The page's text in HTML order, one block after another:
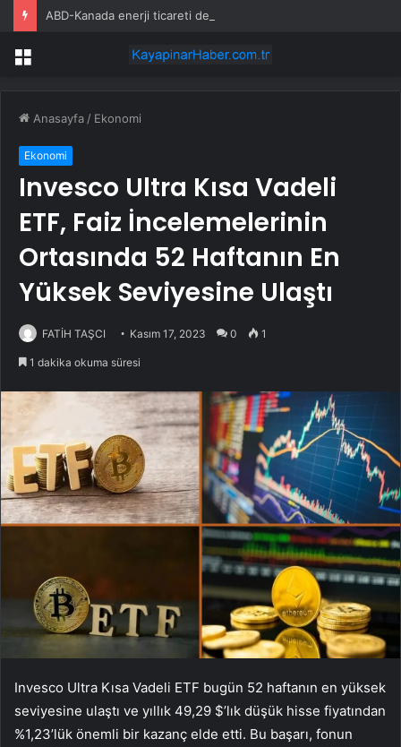
Menü
Anasayfa / Ekonomi
Ekonomi
Invesco Ultra Kısa Vadeli
ETF, Faiz İncelemelerinin
Ortasında 52 Haftanın En
Yüksek Seviyesine Ulaştı
FATİH TAŞCI Kasım 17, 2023 0 1
1 dakika okuma süresi
Invesco Ultra Kısa Vadeli ETF bugün 52 haftanın en yüksek
seviyesine ulaştı ve yıllık 49,29 $’lık düşük hisse fiyatından
%1,23’lük önemli bir kazanç elde etti. Bu başarı, fonun